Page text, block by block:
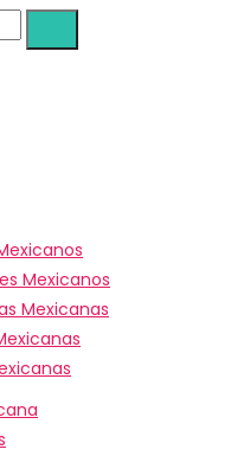
Mexicanos
Mexicanas